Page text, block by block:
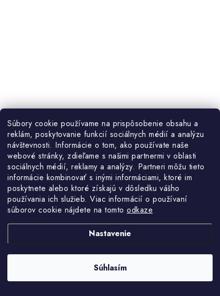
Súbory cookie používame na prispôsobenie obsahu a
reklám, poskytovanie funkcií sociálnych médií a analýzu
návštevnosti. Informácie o tom, ako používate naše
webové stránky, zdieľame s našimi partnermi v oblasti
sociálnych médií, reklamy a analýzy. Partneri môžu tieto
informácie kombinovať s inými informáciami, ktoré im
poskytnete alebo ktoré získajú v dôsledku vášho
používania ich služieb. Viac informácií o používaní
súborov cookie nájdete na tomto odkaze
Nastavenie
Súhlasím
Skladom
€59,27 bez DPH
Jednotková
cena:
€72,90 / 1 ks
DO KOŠÍKA
Praktická stena na náradie do dielne, servisu či garáže. Rozmery
steny 172x78cm + 33 boxov.
Stena na náradie 172x78cm + 60 boxov